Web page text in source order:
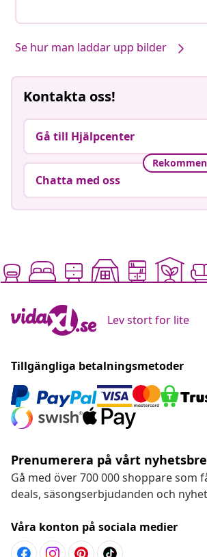
Se hur man laddar upp bilder
Kontakta oss!
Gå till Hjälpcenter
Chatta med oss
Lev stort for lite
Tillgängliga betalningsmetoder
Prenumerera på vårt
Gå med över 700 000 shoppare som
deals, säsongserbjudanden och
Våra konton på sociala medier